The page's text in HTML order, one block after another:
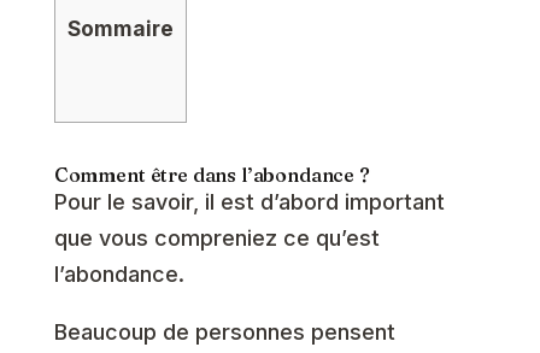
Sommaire
Comment être dans l’abondance ?
Pour le savoir, il est d’abord important
que vous compreniez ce qu’est
l’abondance.
Beaucoup de personnes pensent